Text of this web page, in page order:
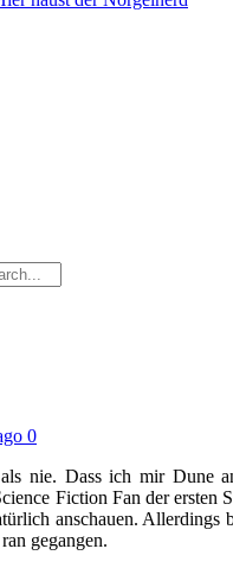
0
nie. Dass ich mir Dune
Fiction Fan der ersten
anschauen. Allerdings
gegangen.